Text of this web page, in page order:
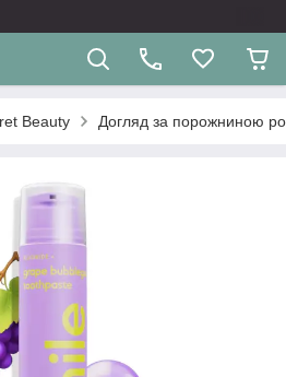
Beauty Догляд за порожниною